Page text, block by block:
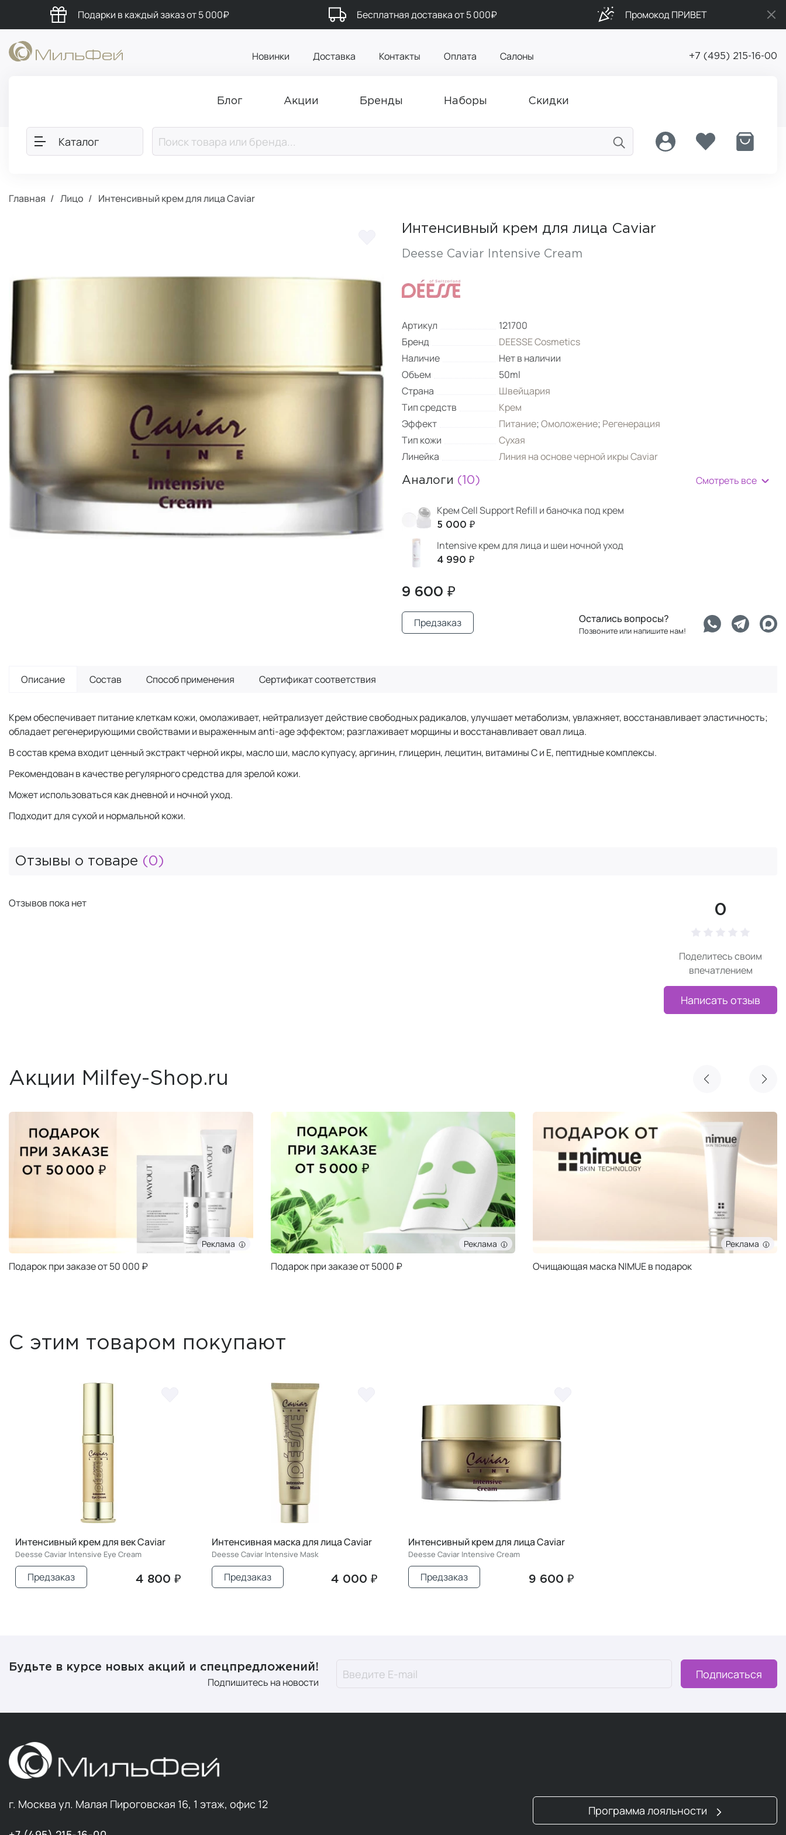
Подарки в каждый заказ от 5 000₽ Бесплатная доставка от 5 000₽ Промокод ПРИВЕТ
Новинки Доставка Контакты Оплата Салоны +7 (495) 215-16-00
Блог Акции Бренды Наборы Скидки
Каталог
Главная Лицо Интенсивный крем для лица Caviar
Интенсивный крем для лица Caviar
Deesse Caviar Intensive Cream
Артикул
121700
Бренд
DEESSE Cosmetics
Наличие
Нет в наличии
Объем
50ml
Страна
Швейцария
Тип средств
Крем
Эффект
Питание;Омоложение; Регенерация
Тип кожи
Сухая
Линейка
Линия на основе черной икры Caviar
Аналоги (10) Смотреть все
Крем Cell Support Refill и баночка под крем
5 000 ₽
Intensive крем для лица и шеи ночной уход
4 990 ₽
9 600 ₽
Предзаказ Остались вопросы?
Позвоните или напишите нам!
Описание Состав Способ применения Сертификатсоответствия
Крем обеспечивает питание клеткам кожи, омолаживает, нейтрализует действие свободных радикалов, улучшает метаболизм, увлажняет, восстанавливает эластичность;
обладает регенерирующими свойствами и выраженным anti-age эффектом; разглаживает морщины и восстанавливает овал лица.
В состав крема входит ценный экстракт черной икры, масло ши, масло купуасу, аргинин, глицерин, лецитин, витамины С и Е, пептидные комплексы.
Рекомендован в качестве регулярного средства для зрелой кожи.
Может использоваться как дневной и ночной уход.
Подходит для сухой и нормальной кожи.
Отзывы о товаре (0)
0
Поделитесь своим
впечатлением
Написать отзыв
Отзывов пока нет
Акции Milfey-Shop.ru
Реклама
Подарок при заказе от 50 000 ₽
Реклама
Подарок при заказе от 5000 ₽
Реклама
Очищающая маска NIMUE в подарок
С этим товаром покупают
Интенсивный крем для век Caviar
Deesse Caviar Intensive Eye Cream
4 800 ₽
Предзаказ
Интенсивная маска для лица Caviar
Deesse Caviar Intensive Mask
4 000 ₽
Предзаказ
Интенсивный крем для лица Caviar
Deesse Caviar Intensive Cream
9 600 ₽
Предзаказ
Будьте в курсе новых акций и спецпредложений!
Подпишитесь на новости
Подписаться
г. Москва ул. Малая Пироговская 16, 1 этаж, офис 12 Программа лояльности